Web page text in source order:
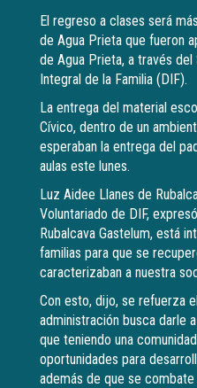
El regreso a clases será
de Agua Prieta que fueron
de Agua Prieta, a través
Integral de la Familia (DIF).
La entrega del material
Cívico, dentro de un
esperaban la entrega del
aulas este lunes.
Luz Aidee Llanes de
Voluntariado de DIF,
Rubalcava Gastelum, está
familias para que se
caracterizaban a nuestra
Con esto, dijo, se refuerza
administración busca darle
que teniendo una
oportunidades para
además de que se